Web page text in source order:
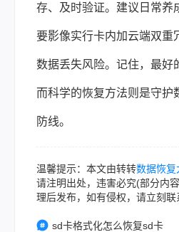
存、及时验证。建议日常养
要影像实行卡内加云端双重
数据丢失风险。记住，最好
而科学的恢复方法则是守护
防线。
温馨提示：本文由转转数据恢复
请注明出处，违害必究(部分内
理后发布，如有侵权，请立刻联
sd卡格式化怎么恢复sd卡